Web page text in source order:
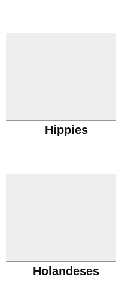
Hippies
Holandeses